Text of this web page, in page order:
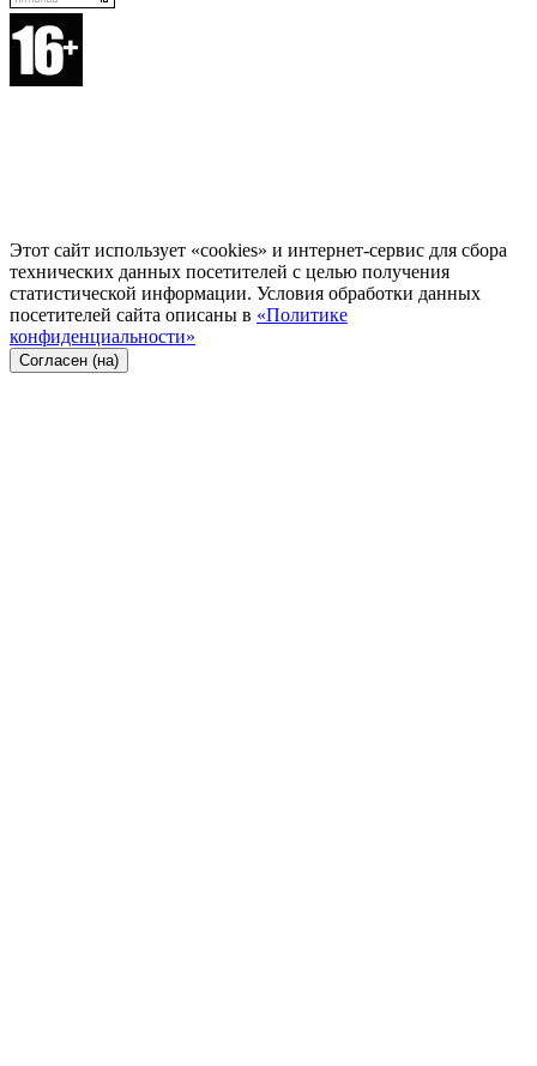
Этот сайт использует «cookies» и интернет-сервис для сбора
технических данных посетителей с целью получения
статистической информации. Условия обработки данных
посетителей сайта описаны в «Политике
конфиденциальности»
Согласен (на)